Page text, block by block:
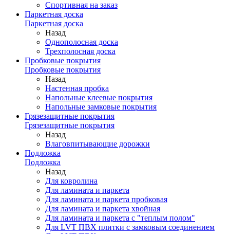
Спортивная на заказ
Паркетная доска
Паркетная доска
Назад
Однополосная доска
Трехполосная доска
Пробковые покрытия
Пробковые покрытия
Назад
Настенная пробка
Напольные клеевые покрытия
Напольные замковые покрытия
Грязезащитные покрытия
Грязезащитные покрытия
Назад
Влаговпитывающие дорожки
Подложка
Подложка
Назад
Для ковролина
Для ламината и паркета
Для ламината и паркета пробковая
Для ламината и паркета хвойная
Для ламината и паркета с "теплым полом"
Для LVT ПВХ плитки с замковым соединением